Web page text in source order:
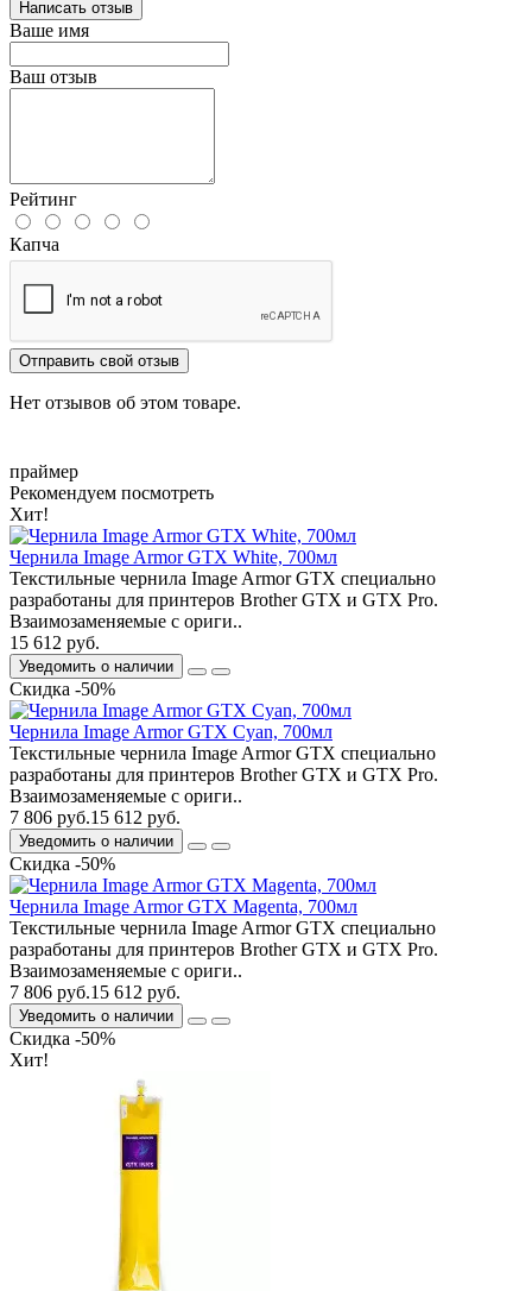
Написать отзыв
Ваше имя
Ваш отзыв
Рейтинг
Капча
Отправить свой отзыв
Нет отзывов об этом товаре.
праймер
Рекомендуем посмотреть
Хит!
Чернила Image Armor GTX White, 700мл
Текстильные чернила Image Armor GTX специально
разработаны для принтеров Brother GTX и GTX Pro.
Взаимозаменяемые с ориги..
15 612 руб.
Уведомить о наличии
Скидка -50%
Чернила Image Armor GTX Cyan, 700мл
Текстильные чернила Image Armor GTX специально
разработаны для принтеров Brother GTX и GTX Pro.
Взаимозаменяемые с ориги..
7 806 руб.15 612 руб.
Уведомить о наличии
Скидка -50%
Чернила Image Armor GTX Magenta, 700мл
Текстильные чернила Image Armor GTX специально
разработаны для принтеров Brother GTX и GTX Pro.
Взаимозаменяемые с ориги..
7 806 руб.15 612 руб.
Уведомить о наличии
Скидка -50%
Хит!